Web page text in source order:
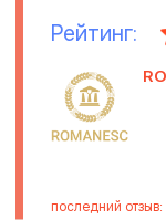
Рейтинг:
последний отзыв: